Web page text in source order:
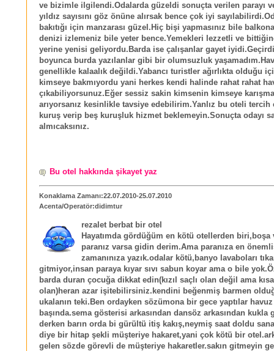
ve bizimle ilgilendi.Odalarda güzeldi sonuçta verilen parayı
yıldız sayısını göz önüne alırsak bence çok iyi
bakıtığı için manzarası güzel.Hiç bişi yapmasınız bile balkona
denizi izlemeniz bile yeter bence.Yemekleri lezzetli ve
yerine yenisi geliyordu.Barda ise çalışanlar gayet
boyunca burda yazılanlar gibi bir olumsuzluk
genellikle kalaalık değildi.Yabancı turistler ağırlıkta olduğu
kimseye bakmıyordu yani herkes kendi halinde rahat rahat
çıkabiliyorsunuz.Eğer sessiz sakin kimsenin kimseye
arıyorsanız kesinlikle tavsiye edebilirim.Yanlız bu oteli tercih
kuruş verip beş kuruşluk hizmet beklemeyin.Sonuçta odayı
almıcaksınız.
Bu otel hakkında şikayet yaz
Konaklama Zamanı:22.07.2010-25.07.2010
Acenta/Operatör:didimtur
rezalet berbat bir otel
Hayatımda gördüğüm en kötü otellerden biri,boşa
paranız varsa gidin derim.Ama paranıza en
zamanınıza yazık.odalar kötü,banyo lavaboları
gitmiyor,insan paraya kıyar sıvı sabun koyar ama o bile
barda duran çocuğa dikkat edin(kızıl saçlı olan değil ama
olan)heran azar işitebilirsiniz.kendini beğenmiş barmen
ukalanın teki.Ben ordayken sözümona bir gece yaptılar havuz
başında.sema gösterisi arkasından dansöz arkasından kukla
derken barın orda bi gürültü itiş kakış,neymiş saat doldu
diye bir hitap şekli müşteriye hakaret,yani çok kötü bir
gelen sözde görevli de müşteriye hakaretler.sakın gitmeyin